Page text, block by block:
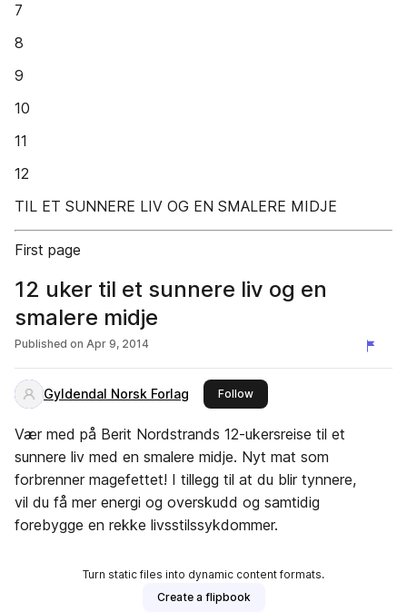
7
8
9
10
11
12
TIL ET SUNNERE LIV OG EN SMALERE MIDJE
First page
12 uker til et sunnere liv og en
smalere midje
Published on Apr 9, 2014
Gyldendal Norsk Forlag Followthis publisher
Vær med på Berit Nordstrands 12-ukersreise til et
sunnere liv med en smalere midje. Nyt mat som
forbrenner magefettet! I tillegg til at du blir tynnere,
vil du få mer energi og overskudd og samtidig
forebygge en rekke livsstilssykdommer.
Turn static files into dynamic content formats.
Create a flipbook